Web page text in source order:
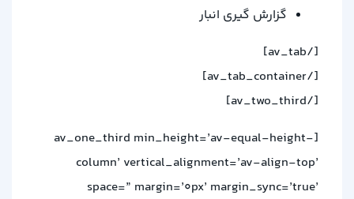
گزارش گیری انبار
[/av_tab]
[/av_tab_container]
[/av_two_third]
[av_one_third min_height=’av-equal-height-
column’ vertical_alignment=’av-align-top’
space=” margin=’0px’ margin_sync=’true’